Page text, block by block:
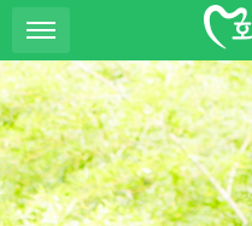
S
u
b
P
r
o
m